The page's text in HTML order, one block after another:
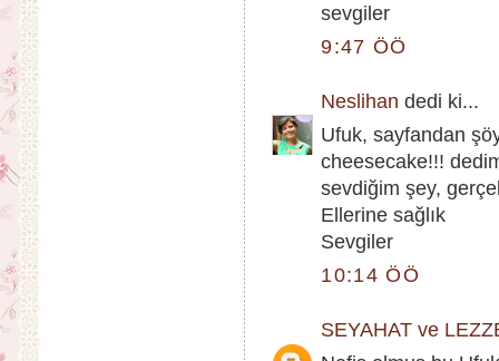
sevgiler
9:47 ÖÖ
Neslihan dedi ki...
Ufuk, sayfandan
cheesecake!!!
sevdiğim şey,
Ellerine sağlık
Sevgiler
10:14 ÖÖ
SEYAHAT ve